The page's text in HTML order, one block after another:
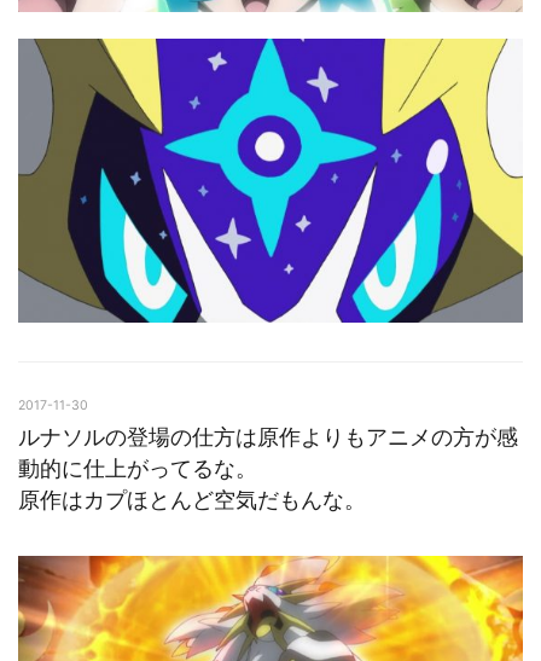
2017-11-30
ルナソルの登場の仕方は原作よりもアニメの方が感
動的に仕上がってるな。
原作はカプほとんど空気だもんな。